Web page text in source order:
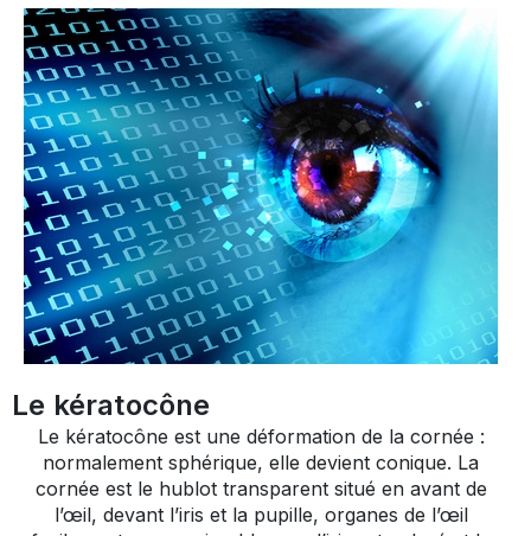
Le kératocône
Le kératocône est une déformation de la cornée :
normalement sphérique, elle devient conique. La
cornée est le hublot transparent situé en avant de
l’œil, devant l’iris et la pupille, organes de l’œil